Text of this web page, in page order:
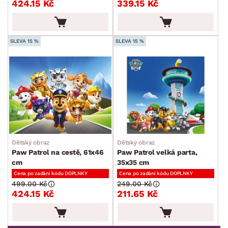
Bytové dekorace
Vázy
Květiny a květináče
Vůně do bytu
Stolování a vaření
Zahradní doplňky
Osvětlení
Ukládání a organizace
Drobné bytové doplňky
Velikonoce
424.15 Kč 339.15 Kč
SLEVA 15 %
Dětský obraz
Paw Patrol na cestě, 61x46
cm
Cena po zadání kódu DOPLNKY
424.15 Kč
499.00 Kč
SLEVA 15 %
Dětský obraz
Paw Patrol velká parta,
35x35 cm
Cena po zadání kódu DOPLNKY
211.65 Kč
249.00 Kč